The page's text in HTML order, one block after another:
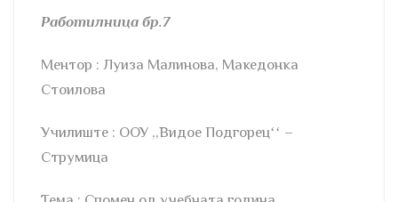
Работилница бр.7
Ментор : Луиза Малинова, Македонка
Стоилова
Училиште : ООУ ,,Видое Подгорецʻʻ –
Струмица